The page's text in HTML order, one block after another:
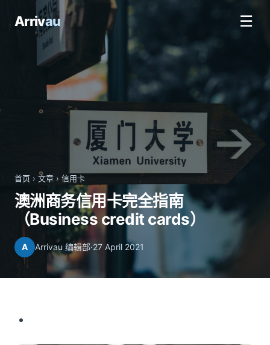
Arrivau ☰
首页 › 文章 › 信用卡
澳洲商务信用卡完全指南
（Business credit cards）
A Arrivau 编辑部·27 April 2021